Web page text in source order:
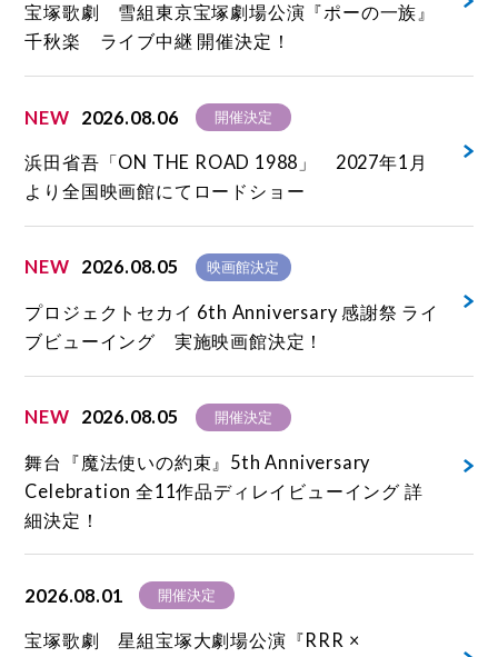
宝塚歌劇 雪組東京宝塚劇場公演『ポーの一族』
千秋楽 ライブ中継 開催決定！
NEW 2026.08.06 開催決定
浜田省吾「ON THE ROAD 1988」 2027年1月
より全国映画館にてロードショー
NEW 2026.08.05 映画館決定
プロジェクトセカイ 6th Anniversary 感謝祭 ライ
ブビューイング 実施映画館決定！
NEW 2026.08.05 開催決定
舞台『魔法使いの約束』5th Anniversary
Celebration 全11作品ディレイビューイング 詳
細決定！
2026.08.01 開催決定
宝塚歌劇 星組宝塚大劇場公演『RRR ×